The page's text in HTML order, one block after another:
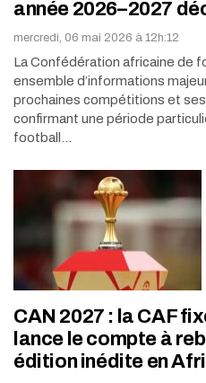
année 2026–2027
mercredi, 06 mai 2026 à 12h:12
La Confédération africaine de
ensemble d’informations
prochaines compétitions et
confirmant une période
football…
CAN 2027 : la CAF
lance le compte à
édition inédite en